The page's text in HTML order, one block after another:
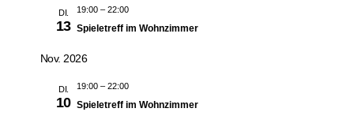
DI.
13
19:00– 22:00
Spieletreff im Wohnzimmer
Nov. 2026
DI.
10
19:00– 22:00
Spieletreff im Wohnzimmer